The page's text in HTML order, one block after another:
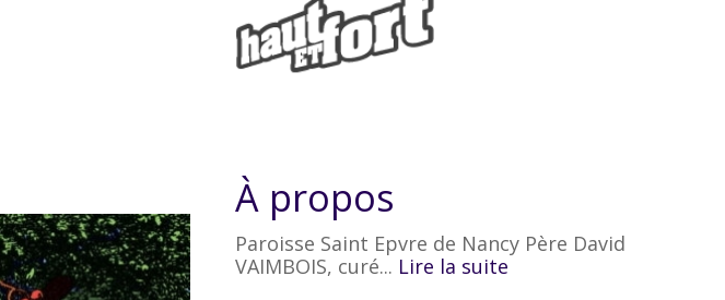
À propos
Paroisse Saint Epvre de Nancy Père David
VAIMBOIS, curé... Lire la suite